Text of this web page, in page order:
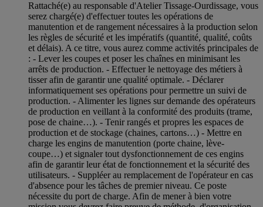
Rattaché(e) au responsable d'Atelier Tissage-Ourdissage, vous
serez chargé(e) d'effectuer toutes les opérations de
manutention et de rangement nécessaires à la production selon
les règles de sécurité et les impératifs (quantité, qualité, coûts
et délais). A ce titre, vous aurez comme activités principales de
: - Lever les coupes et poser les chaînes en minimisant les
arrêts de production. - Effectuer le nettoyage des métiers à
tisser afin de garantir une qualité optimale. - Déclarer
informatiquement ses opérations pour permettre un suivi de
production. - Alimenter les lignes sur demande des opérateurs
de production en veillant à la conformité des produits (trame,
pose de chaine…). - Tenir rangés et propres les espaces de
production et de stockage (chaines, cartons…) - Mettre en
charge les engins de manutention (porte chaine, lève-
coupe…) et signaler tout dysfonctionnement de ces engins
afin de garantir leur état de fonctionnement et la sécurité des
utilisateurs. - Suppléer au remplacement de l'opérateur en cas
d'absence pour les tâches de premier niveau. Ce poste
nécessite du port de charge. Afin de mener à bien votre